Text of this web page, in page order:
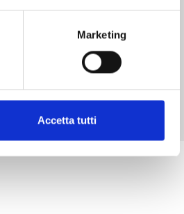
Marketing
Accetta tutti